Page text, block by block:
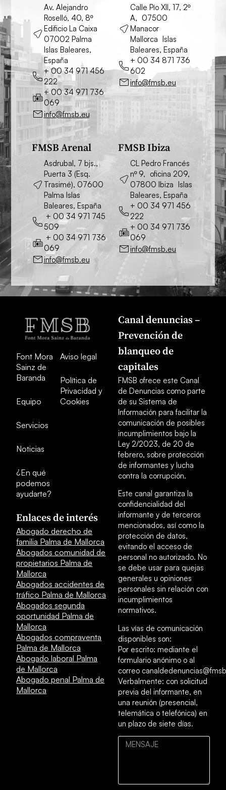
Av. Alejandro
Roselló, 40, 8º
Edificio La Caixa
07002 Palma
Islas Baleares,
España
+ 00 34 971 456
222
+ 00 34 971 736
069
info@fmsb.eu
Calle Pío XII, 17, 2º
A, 07500
Manacor
Mallorca Islas
Baleares, España
+ 00 34 871 736
602
info@fmsb.eu
FMSB Arenal
Asdrubal, 7 bjs.,
Puerta 3 (Esq.
Trasimé), 07600
Palma Islas
Baleares, España
+ 00 34 971 745
509
+ 00 34 971 736
069
info@fmsb.eu
FMSB Ibiza
CL Pedro Francés
nº 9, oficina 209,
07800 Ibiza Islas
Baleares, España
+ 00 34 971 456
222
+ 00 34 971 736
069
info@fmsb.eu
Font Mora
Sainz de
Baranda
Equipo
Servicios
Noticias
¿En qué
podemos
ayudarte?
Aviso legal
Política de
Privacidad y
Cookies
Enlaces de interés
Abogado derecho de
familia Palma de Mallorca
Abogados comunidad de
propietarios Palma de
Mallorca
Abogados accidentes de
tráfico Palma de Mallorca
Abogados segunda
oportunidad Palma de
Mallorca
Abogados compraventa
Palma de Mallorca
Abogado laboral Palma
de Mallorca
Abogado penal Palma de
Mallorca
Canal denuncias –
Prevención de
blanqueo de
capitales
FMSB ofrece este Canal
de Denuncias como parte
de su Sistema de
Información para facilitar la
comunicación de posibles
incumplimientos bajo la
Ley 2/2023, de 20 de
febrero, sobre protección
de informantes y lucha
contra la corrupción.
Este canal garantiza la
confidencialidad del
informante y de terceros
mencionados, así como la
protección de datos,
evitando el acceso de
personal no autorizado. No
se debe usar para quejas
generales u opiniones
personales sin relación con
incumplimientos
normativos.
Las vías de comunicación
disponibles son:
Por escrito: mediante el
formulario anónimo o al
correo
Verbalmente: con solicitud
previa del informante, en
una reunión (presencial,
telemática o telefónica) en
un plazo de siete días.